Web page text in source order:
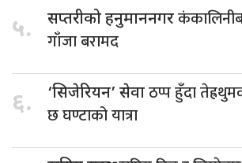
५. सप्तरीको हनुमाननगर
गाँजा बरामद
६. ‘सिजेरियन’ सेवाठप्प हुँदा
छ घण्टाको यात्रा